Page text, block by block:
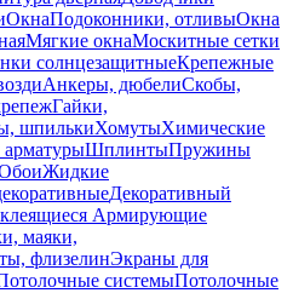
ОкнаПодоконники, отливыОкна
Мягкие окнаМоскитные сетки
солнцезащитныеКрепежные
Анкеры, дюбелиСкобы,
Гайки,
шпилькиХомутыХимические
ШплинтыПружины
Жидкие
Декоративный
Армирующие
маяки,
флизелинЭкраны для
системыПотолочные